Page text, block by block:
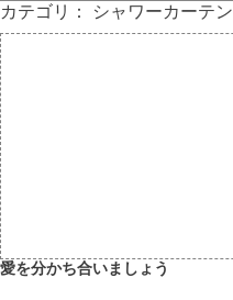
カテゴリ： シャワーカーテン
愛を分かち合いましょう